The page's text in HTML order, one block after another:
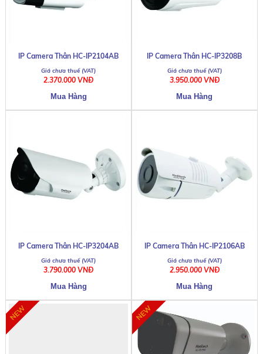
IP Camera Thân HC-IP2104AB
2.370.000 VNĐ
IP Camera Thân HC-IP3208B
3.950.000 VNĐ
IP Camera Thân HC-IP3204AB
3.790.000 VNĐ
IP Camera Thân HC-IP2106AB
2.950.000 VNĐ